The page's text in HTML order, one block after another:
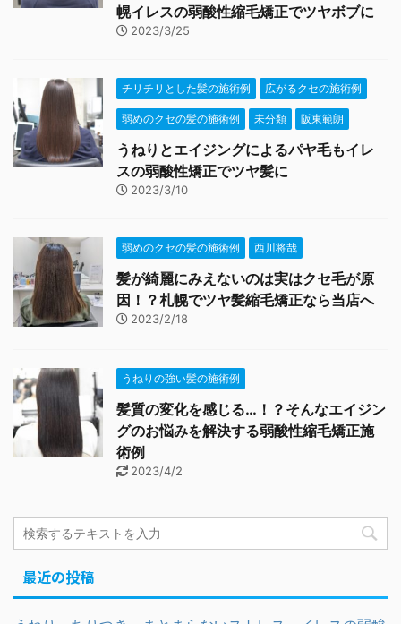
幌イレスの弱酸性縮毛矯正でツヤボブに
2023/3/25
チリチリとした髪の施術例 広がるクセの施術例
弱めのクセの髪の施術例 未分類 阪東範朗
うねりとエイジングによるパヤ毛もイレ
スの弱酸性矯正でツヤ髪に
2023/3/10
弱めのクセの髪の施術例 西川将哉
髪が綺麗にみえないのは実はクセ毛が原
因！？札幌でツヤ髪縮毛矯正なら当店へ
2023/2/18
うねりの強い髪の施術例
髪質の変化を感じる…！？そんなエイジン
グのお悩みを解決する弱酸性縮毛矯正施
術例
2023/4/2
最近の投稿